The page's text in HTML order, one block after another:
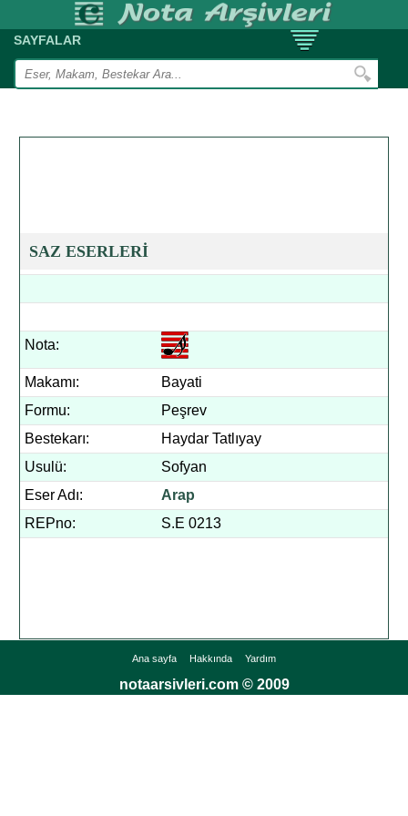
SAYFALAR
SAZ ESERLERİ
Nota:
Makamı:
Bayati
Formu:
Peşrev
Bestekarı:
Haydar Tatlıyay
Usulü:
Sofyan
Eser Adı:
Arap
REPno:
S.E 0213
Ana sayfa Hakkında Yardım
notaarsivleri.com © 2009